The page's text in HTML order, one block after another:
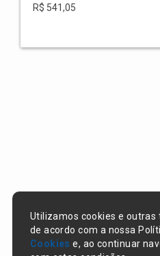
R$ 541,05
Utilizamos cookies e
de acordo com a nossa
Cookies e, ao continuar